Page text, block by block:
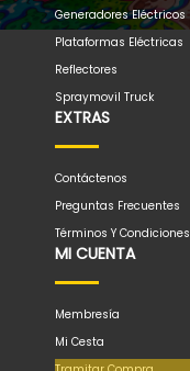
Generadores Eléctricos
Plataformas Eléctricas
Reflectores
Spraymovil Truck
EXTRAS
Contáctenos
Preguntas Frecuentes
Términos Y Condiciones
MI CUENTA
Membresía
Mi Cesta